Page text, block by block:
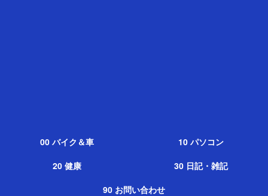
00 バイク＆車
10 パソコン
20 健康
30 日記・雑記
90 お問い合わせ